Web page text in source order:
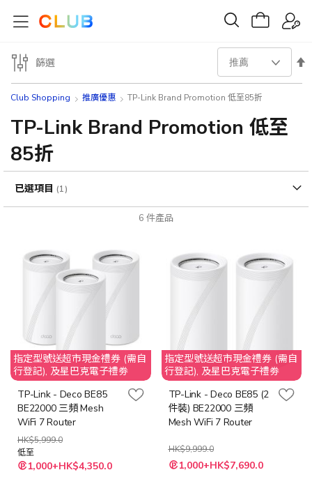
Club Shopping 推廣優惠 TP-Link Brand Promotion 低至85折
TP-Link Brand Promotion 低至
85折
6 件產品
設
向
指定型號送超市現金禮券 (需自
行登記), 及星巴克電子禮劵
TP-Link - Deco BE85
BE22000 三頻 Mesh
WiFi 7 Router
HK$5,999.0
低至
1,000+HK$4,350.0
指定型號送超市現金禮券 (需自
行登記), 及星巴克電子禮劵
TP-Link - Deco BE85 (2
件裝) BE22000 三頻
Mesh WiFi 7 Router
HK$9,999.0
特
殊 1,000+HK$7,690.0
篩選
已選項目